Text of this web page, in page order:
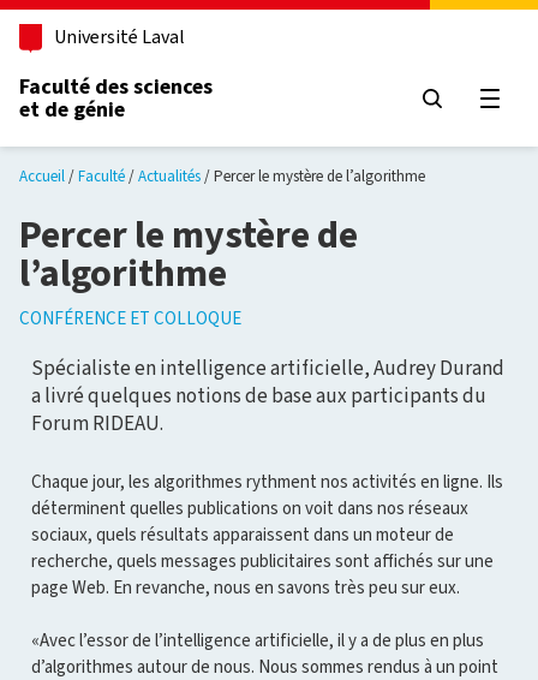
Aller au contenu principal
Université Laval
Faculté des sciences
et de génie
Accueil Faculté Actualités Percer le mystère de l’algorithme
Percer le mystère de
l’algorithme
CONFÉRENCE ET COLLOQUE
Spécialiste en intelligence artificielle, Audrey Durand
a livré quelques notions de base aux participants du
Forum RIDEAU.
Chaque jour, les algorithmes rythment nos activités en ligne. Ils
déterminent quelles publications on voit dans nos réseaux
sociaux, quels résultats apparaissent dans un moteur de
recherche, quels messages publicitaires sont affichés sur une
page Web. En revanche, nous en savons très peu sur eux.
«Avec l’essor de l’intelligence artificielle, il y a de plus en plus
d’algorithmes autour de nous. Nous sommes rendus à un point